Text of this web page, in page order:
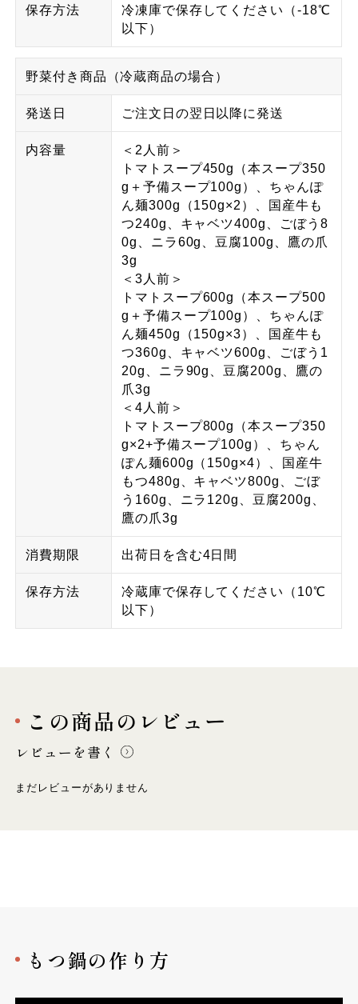
保存方法
冷凍庫で保存してください（-18℃
以下）
野菜付き商品（冷蔵商品の場合）
発送日 ご注文日の翌日以降に発送
内容量
＜2人前＞
トマトスープ450g（本スープ350
g＋予備スープ100g）、ちゃんぽ
ん麺300g（150g×2）、国産牛も
つ240g、キャベツ400g、ごぼう8
0g、ニラ60g、豆腐100g、鷹の爪
3g
＜3人前＞
トマトスープ600g（本スープ500
g＋予備スープ100g）、ちゃんぽ
ん麺450g（150g×3）、国産牛も
つ360g、キャベツ600g、ごぼう1
20g、ニラ90g、豆腐200g、鷹の
爪3g
＜4人前＞
トマトスープ800g（本スープ350
g×2+予備スープ100g）、ちゃん
ぽん麺600g（150g×4）、国産牛
もつ480g、キャベツ800g、ごぼ
う160g、ニラ120g、豆腐200g、
鷹の爪3g
消費期限 出荷日を含む4日間
保存方法
冷蔵庫で保存してください（10℃
以下）
この商品のレビュー
レビューを書く
まだレビューがありません
もつ鍋の作り方